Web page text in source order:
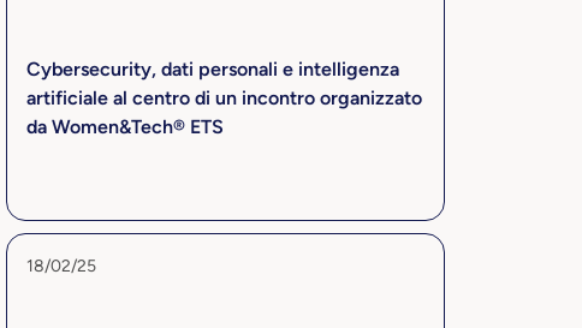
Cybersecurity, dati personali e intelligenza
artificiale al centro di un incontro organizzato
da Women&Tech® ETS
18/02/25